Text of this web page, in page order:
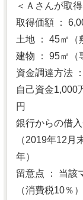
＜Ａさんが取
取得価額 ：
土地 ： 45㎡（
建物 ： 95㎡（
資金調達方法 ：
自己資金1,000
円
銀行からの借
（2019年12月
年）
留意点 ： 当該
（消費税10％